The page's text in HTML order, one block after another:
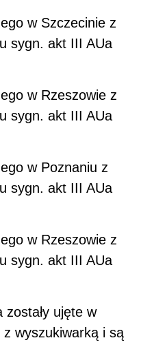
w Szczecinie z
sygn. akt III AUa
w Rzeszowie z
sygn. akt III AUa
w Poznaniu z
sygn. akt III AUa
w Rzeszowie z
sygn. akt III AUa
ujęte w
wyszukiwarką i są